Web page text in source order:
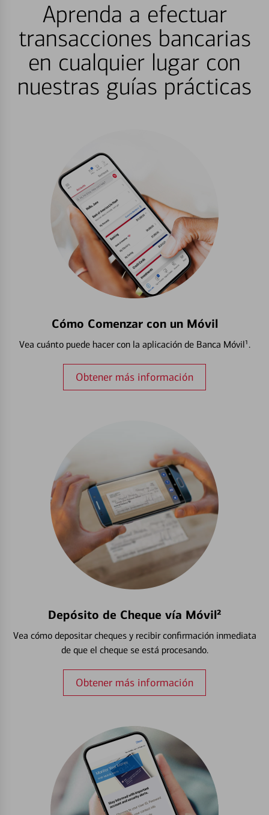
Aprenda a efectuar
transacciones bancarias
en cualquier lugar con
nuestras guías prácticas
Cómo Comenzar con un Móvil
Vea cuánto puede hacer con la aplicación de Banca Móvil¹.
Obtener más información
Depósito de Cheque vía Móvil²
Vea cómo depositar cheques y recibir confirmación inmediata
de que el cheque se está procesando.
Obtener más información